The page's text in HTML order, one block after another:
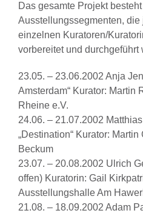
Das gesamte Projekt
Ausstellungssegmenten,
einzelnen Kuratoren/
vorbereitet und durchgeführt
23.05. – 23.06.2002 Anja
Amsterdam“ Kurator: Martin
Rheine e.V.
24.06. – 21.07.2002
„Destination“ Kurator:
Beckum
23.07. – 20.08.2002 Ulrich
offen) Kuratorin: Gail
Ausstellungshalle Am
21.08. – 18.09.2002 Adam